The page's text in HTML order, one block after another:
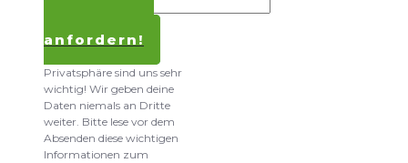
anfordern!
Privatsphäre sind uns sehr
wichtig! Wir geben deine
Daten niemals an Dritte
weiter. Bitte lese vor dem
Absenden diese wichtigen
Informationen zum